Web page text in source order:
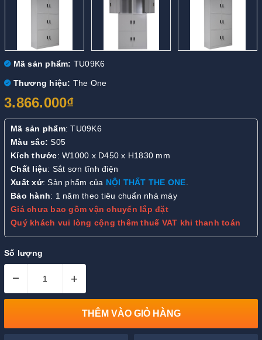
Mã sản phẩm: TU09K6
Thương hiệu: The One
3.866.000₫
Mã sản phẩm: TU09K6
Màu sắc: S05
Kích thước: W1000 x D450 x H1830 mm
Chất liệu: Sắt sơn tĩnh điện
Xuất xứ: Sản phẩm của NỘI THẤT THE ONE.
Bảo hành: 1 năm theo tiêu chuẩn nhà máy
Giá chưa bao gồm vận chuyển lắp đặt
Quý khách vui lòng cộng thêm thuế VAT khi thanh toán
Số lượng
– +
THÊM VÀO GIỎ HÀNG